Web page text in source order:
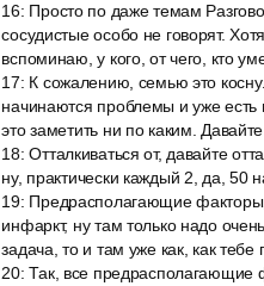
16: Просто по даже темам
сосудистые особо не говорят.
вспоминаю, у кого, от чего, кто
17: К сожалению, семью это
начинаются проблемы и уже есть
это заметить ни по каким. Давайте
18:Отталкиваться от, давайте
ну, практически каждый 2, да, 50
19: Предрасполагающие факторы,
инфаркт, ну там только надо
задача, то и там уже как, как тебе
20:Так, все предрасполагающие